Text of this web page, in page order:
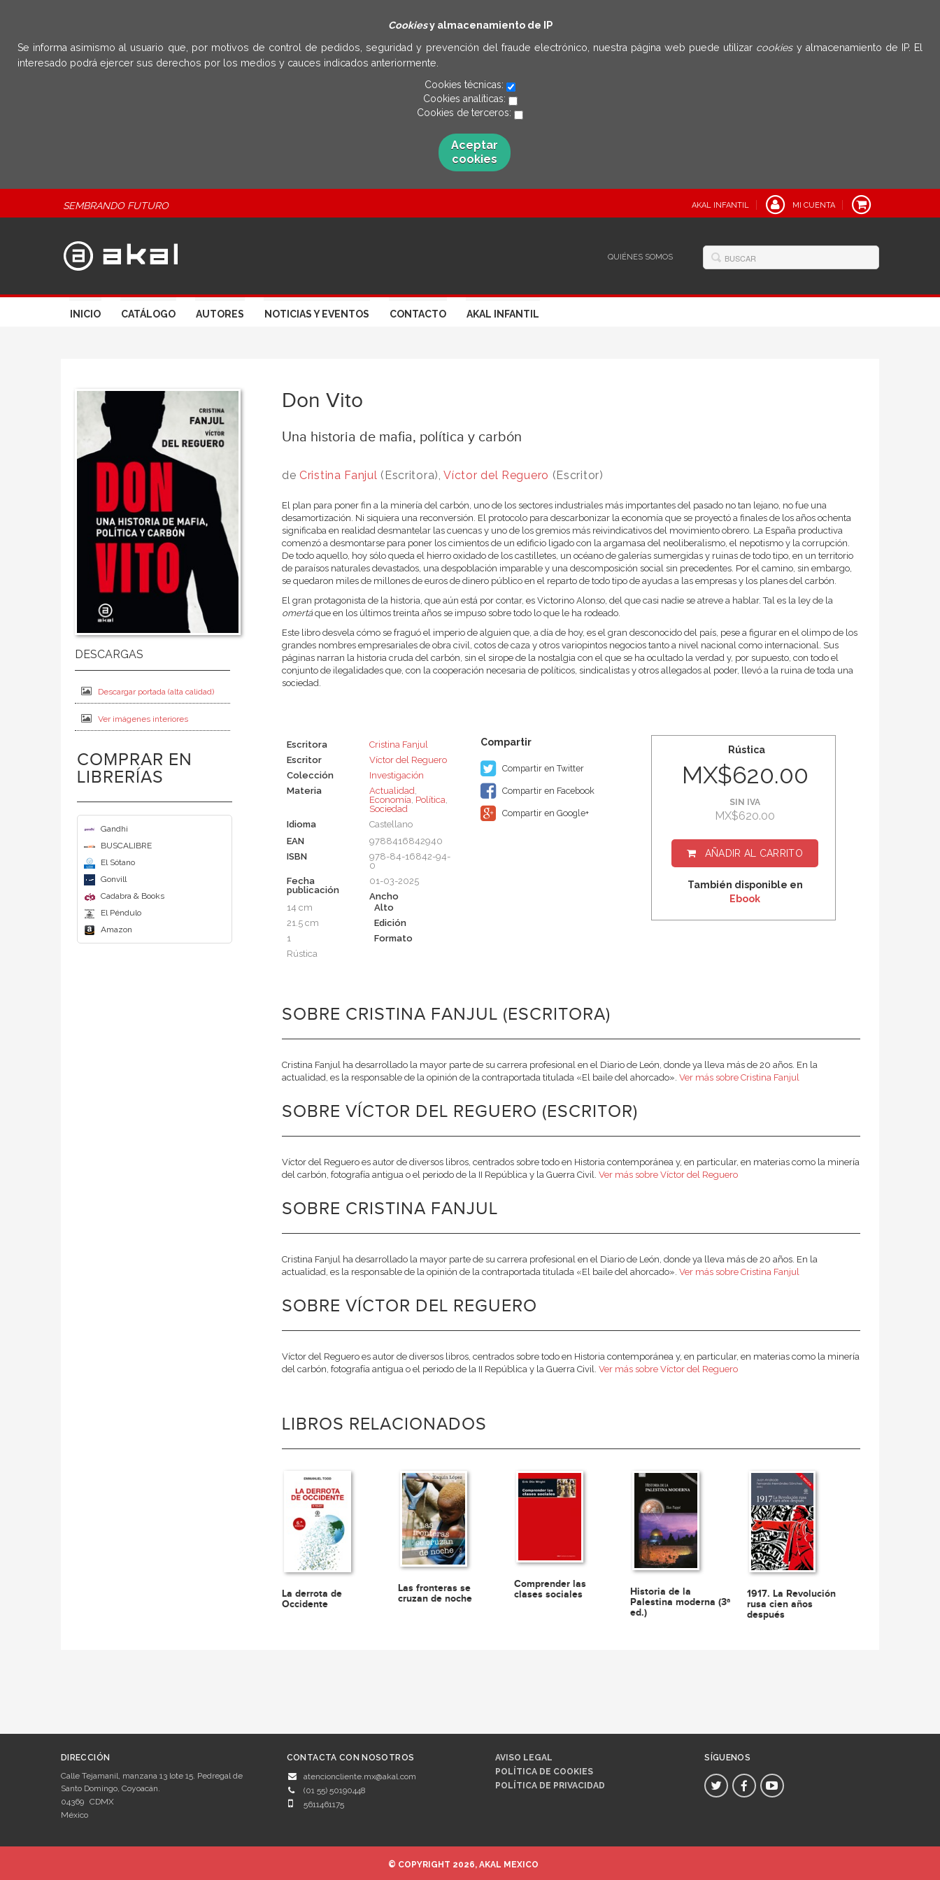
Cookiesy almacenamiento de IP
Se informa asimismo al usuario que, por motivos de control de pedidos, seguridad y prevención del fraude electrónico, nuestra página web puede utilizar cookies y almacenamiento de IP. El
interesado podrá ejercer sus derechos por los medios y cauces indicados anteriormente.
Cookies técnicas:
Cookies analíticas:
Cookies de terceros:
Aceptar
cookies
SEMBRANDO FUTURO AKAL INFANTIL MI CUENTA
QUIÉNES SOMOS
INICIO CATÁLOGO AUTORES NOTICIAS Y EVENTOS CONTACTO AKAL INFANTIL
Descargar portada (alta calidad)
Ver imágenes interiores
COMPRAR EN
LIBRERÍAS
Gandhi
BUSCALIBRE
El Sótano
Gonvill
Cadabra & Books
El Péndulo
Amazon
Don Vito
Una historia de mafia, política y carbón
de Cristina Fanjul (Escritora),Víctor del Reguero (Escritor)
El plan para poner fin a la minería del carbón, uno de los sectores industriales más importantes del pasado no tan lejano, no fue una
desamortización. Ni siquiera una reconversión. El protocolo para descarbonizar la economía que se proyectó a finales de los años ochenta
significaba en realidad desmantelar las cuencas y uno de los gremios más reivindicativos del movimiento obrero. La España productiva
comenzó a desmontarse para poner los cimientos de un edificio ligado con la argamasa del neoliberalismo, el nepotismo y la corrupción.
De todo aquello, hoy sólo queda el hierro oxidado de los castilletes, un océano de galerías sumergidas y ruinas de todo tipo, en un territorio
de paraísos naturales devastados, una despoblación imparable y una descomposición social sin precedentes. Por el camino, sin embargo,
se quedaron miles de millones de euros de dinero público en el reparto de todo tipo de ayudas a las empresas y los planes del carbón.
El gran protagonista de la historia, que aún está por contar, es Victorino Alonso, del que casi nadie se atreve a hablar. Tal es la ley de la
omertáque en los últimos treinta años se impuso sobre todo lo que le ha rodeado.
Este libro desvela cómo se fraguó el imperio de alguien que, a día de hoy, es el gran desconocido del país, pese a figurar en el olimpo de los
grandes nombres empresariales de obra civil, cotos de caza y otros variopintos negocios tanto a nivel nacional como internacional. Sus
páginas narran la historia cruda del carbón, sin el sirope de la nostalgia con el que se ha ocultado la verdad y, por supuesto, con todo el
conjunto de ilegalidades que, con la cooperación necesaria de políticos, sindicalistas y otros allegados al poder, llevó a la ruina de toda una
sociedad.
Escritora
Cristina Fanjul
Escritor
Víctor del Reguero
Colección
Investigación
Materia
Actualidad,
Economía, Política,
Sociedad
Idioma
Castellano
EAN
9788416842940
ISBN
978-84-16842-94-
0
Fecha
publicación
01-03-2025
Ancho
14 cm
Alto
21.5 cm
Edición
1
Formato
Rústica
Compartir en Twitter
Compartir en Facebook
Compartir en Google+
Rústica
MX$620.00
SIN IVA
MX$620.00
AÑADIR AL CARRITO
También disponible en
Ebook
SOBRE CRISTINA FANJUL (ESCRITORA)
Cristina Fanjul ha desarrollado la mayor parte de su carrera profesional en el Diario de León, donde ya lleva más de 20 años. En la
actualidad, es la responsable de la opinión de la contraportada titulada «El baile del ahorcado». Ver más sobre Cristina Fanjul
SOBRE VÍCTOR DEL REGUERO (ESCRITOR)
Víctor del Reguero es autor de diversos libros, centrados sobre todo en Historia contemporánea y, en particular, en materias como la minería
del carbón, fotografía antigua o el periodo de la II República y la Guerra Civil. Ver más sobre Víctor del Reguero
SOBRE CRISTINA FANJUL
Cristina Fanjul ha desarrollado la mayor parte de su carrera profesional en el Diario de León, donde ya lleva más de 20 años. En la
actualidad, es la responsable de la opinión de la contraportada titulada «El baile del ahorcado». Ver más sobre Cristina Fanjul
SOBRE VÍCTOR DEL REGUERO
Víctor del Reguero es autor de diversos libros, centrados sobre todo en Historia contemporánea y, en particular, en materias como la minería
del carbón, fotografía antigua o el periodo de la II República y la Guerra Civil. Ver más sobre Víctor del Reguero
LIBROS RELACIONADOS
La derrota de
Occidente
Las fronteras se
cruzan de noche
Comprender las
clases sociales
Historia de la
Palestina moderna (3ª
ed.)
1917. La Revolución
rusa cien años
después
DIRECCIÓN
Calle Tejamanil, manzana 13 lote 15. Pedregal de
Santo Domingo, Coyoacán.
04369 CDMX
México
CONTACTA CON NOSOTROS
atencioncliente.mx@akal.com
(01 55) 50190448
5611461175
AVISO LEGAL
POLÍTICA DE COOKIES
POLÍTICA DE PRIVACIDAD
SÍGUENOS
© COPYRIGHT 2026, AKAL MEXICO